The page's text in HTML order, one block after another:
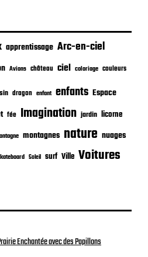
apprentissage Arc-en-ciel
Avions château ciel coloriage couleurs
dragon enfant enfants Espace
fée Imagination jardin licorne
montagnes nature nuages
Soleil surf Ville Voitures
Enchantée avec des Papillons